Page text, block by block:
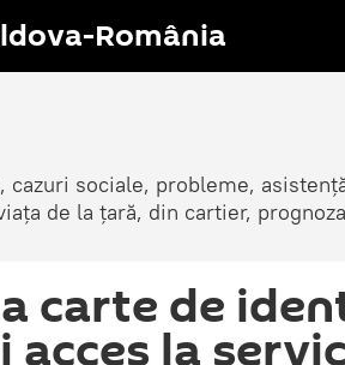
România
sociale, probleme,
de la țară, din cartier,
carte de
acces la